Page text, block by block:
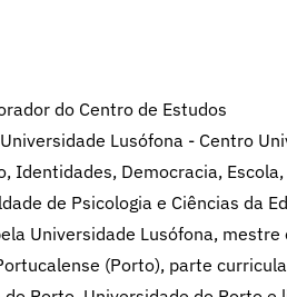
do Centro de Estudos
Lusófona - Centro
Identidades, Democracia,
de Psicologia e Ciências da
Universidade Lusófona, mestre
(Porto), parte